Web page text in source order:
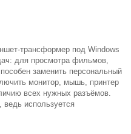
трансформер под Windows
для просмотра фильмов,
заменить персональный
монитор, мышь, принтер
всех нужных разъёмов.
ведь используется